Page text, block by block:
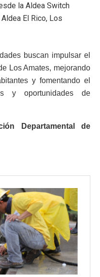
la Aldea Switch
El Rico, Los
buscan impulsar el
Los Amates, mejorando
y fomentando el
y oportunidades de
Departamental de